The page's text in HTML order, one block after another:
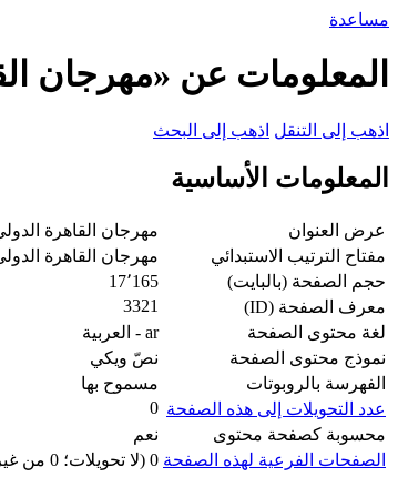
مساعدة
المعلومات عن «مهرجان
اذهب إلى التنقل اذهب إلى البحث
المعلومات الأساسية
عرض العنوان
مهرجان القاهرة
مفتاح الترتيب الاستبدائي
مهرجان القاهرة
حجم الصفحة (بالبايت)
17٬165
معرف الصفحة (ID)
3321
لغة محتوى الصفحة
ar - العربية
نموذج محتوى الصفحة
نصّ ويكي
الفهرسة بالروبوتات
مسموح بها
عدد التحويلات إلى هذه الصفحة 0
محسوبة كصفحة محتوى
نعم
الصفحات الفرعية لهذه الصفحة 0 (لا تحويلات؛ 0 من غير التحويلات)